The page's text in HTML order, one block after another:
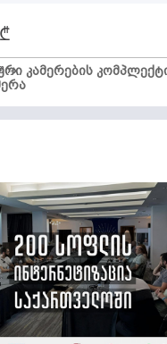
კამერების
₾